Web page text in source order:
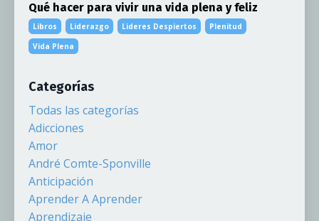
Qué hacer para vivir una vida plena y feliz
Libros Liderazgo Lideres Despiertos
Plenitud
Vida Plena
Categorías
Todas las categorías
Adicciones
Amor
André Comte-Sponville
Anticipación
Aprender A Aprender
Aprendizaje